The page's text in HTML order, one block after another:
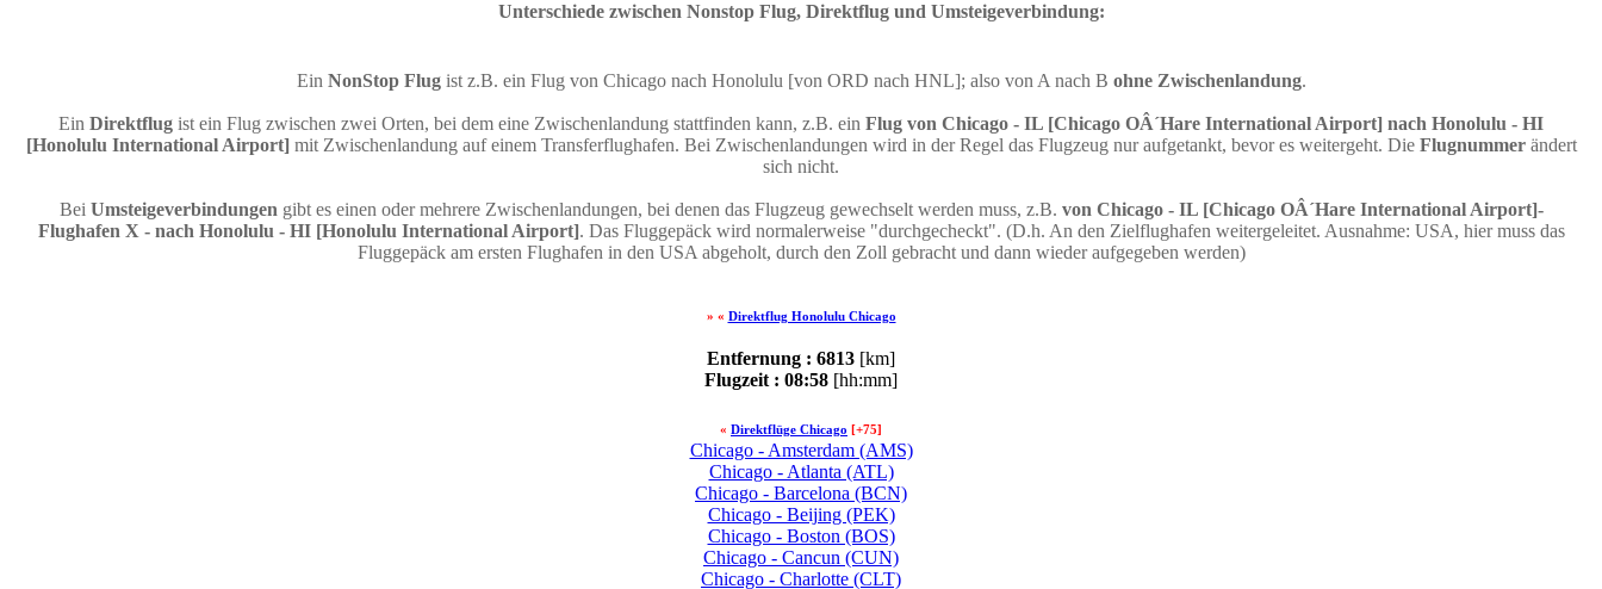
Unterschiede zwischen Nonstop Flug, Direktflug und Umsteigeverbindung:
Ein NonStop Flugist z.B. ein Flug von Chicago nach Honolulu [von ORD nach HNL]; also von A nach B ohne Zwischenlandung.
Ein Direktflug ist ein Flug zwischen zwei Orten, bei dem eine Zwischenlandung stattfinden kann, z.B. ein Flug von Chicago - IL [Chicago OÂ´Hare International Airport] nach Honolulu - HI
[Honolulu International Airport] mit Zwischenlandung auf einem Transferflughafen. Bei Zwischenlandungen wird in der Regel das Flugzeug nur aufgetankt, bevor es weitergeht. Die Flugnummerändert
sich nicht.
Bei Umsteigeverbindungen gibt es einen oder mehrere Zwischenlandungen, bei denen das Flugzeug gewechselt werden muss, z.B. von Chicago - IL [Chicago OÂ´Hare International Airport]-
Flughafen X - nach Honolulu - HI [Honolulu International Airport]. Das Fluggepäck wird normalerweise "durchgecheckt". (D.h. An den Zielflughafen weitergeleitet. Ausnahme: USA, hier muss das
Fluggepäck am ersten Flughafen in den USA abgeholt, durch den Zoll gebracht und dann wieder aufgegeben werden)
» « Direktflug Honolulu Chicago
Entfernung : 6813 [km]
Flugzeit : 08:58 [hh:mm]
« Direktflüge Chicago [+75]
Chicago - Amsterdam (AMS)
Chicago - Atlanta (ATL)
Chicago - Barcelona (BCN)
Chicago - Beijing (PEK)
Chicago - Boston (BOS)
Chicago - Cancun (CUN)
Chicago - Charlotte (CLT)